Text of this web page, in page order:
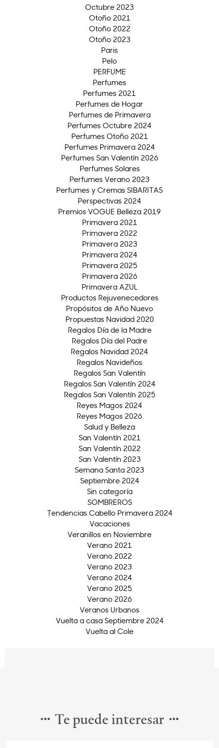
Octubre 2023
Otoño 2021
Otoño 2022
Otoño 2023
Paris
Pelo
PERFUME
Perfumes
Perfumes 2021
Perfumes de Hogar
Perfumes de Primavera
Perfumes Octubre 2024
Perfumes Otoño 2021
Perfumes Primavera 2024
Perfumes San Valentín 2026
Perfumes Solares
Perfumes Verano 2023
Perfumes y Cremas SIBARITAS
Perspectivas 2024
Premios VOGUE Belleza 2019
Primavera 2021
Primavera 2022
Primavera 2023
Primavera 2024
Primavera 2025
Primavera 2026
Primavera AZUL
Productos Rejuvenecedores
Propósitos de Año Nuevo
Propuestas Navidad 2020
Regalos Día de la Madre
Regalos Día del Padre
Regalos Navidad 2024
Regalos Navideños
Regalos San Valentín
Regalos San Valentín 2024
Regalos San Valentín 2025
Reyes Magos 2024
Reyes Magos 2026
Salud y Belleza
San Valentín 2021
San Valentín 2022
San Valentín 2023
Semana Santa 2023
Septiembre 2024
Sin categoría
SOMBREROS
Tendencias Cabello Primavera 2024
Vacaciones
Veranillos en Noviembre
Verano 2021
Verano 2022
Verano 2023
Verano 2024
Verano 2025
Verano 2026
Veranos Urbanos
Vuelta a casa Septiembre 2024
Vuelta al Cole
Te puede interesar